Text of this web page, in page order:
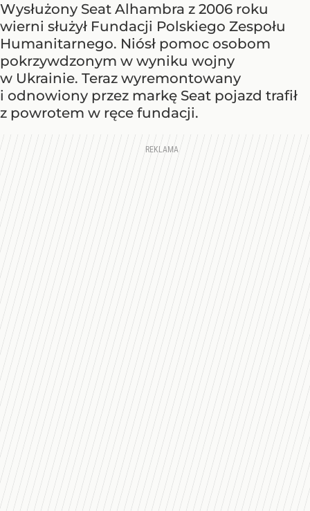
Wysłużony Seat Alhambra z 2006 roku
wierni służył Fundacji Polskiego Zespołu
Humanitarnego. Niósł pomoc osobom
pokrzywdzonym w wyniku wojny
w Ukrainie. Teraz wyremontowany
i odnowiony przez markę Seat pojazd trafił
z powrotem w ręce fundacji.